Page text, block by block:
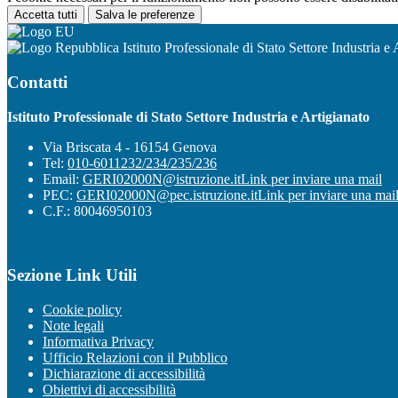
Accetta tutti Salva le preferenze
Istituto Professionale di Stato Settore Industria e
Contatti
Istituto Professionale di Stato Settore Industria e Artigianato
Via Briscata 4 - 16154 Genova
Tel: 010-6011232/234/235/236
Email: GERI02000N@istruzione.itLink per inviare una mail
PEC: GERI02000N@pec.istruzione.itLink per inviare una mail
C.F.: 80046950103
Sezione Link Utili
Cookie policy
Note legali
Informativa Privacy
Ufficio Relazioni con il Pubblico
Dichiarazione di accessibilità
Obiettivi di accessibilità